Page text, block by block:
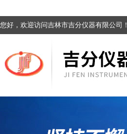
您好，欢迎访问吉林市吉分仪器有限公司！